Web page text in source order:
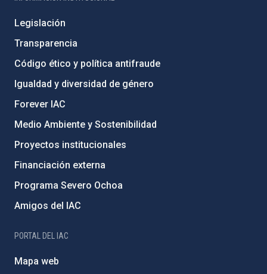
Legislación
Transparencia
Código ético y política antifraude
Igualdad y diversidad de género
Forever IAC
Medio Ambiente y Sostenibilidad
Proyectos institucionales
Financiación externa
Programa Severo Ochoa
Amigos del IAC
PORTAL DEL IAC
Mapa web